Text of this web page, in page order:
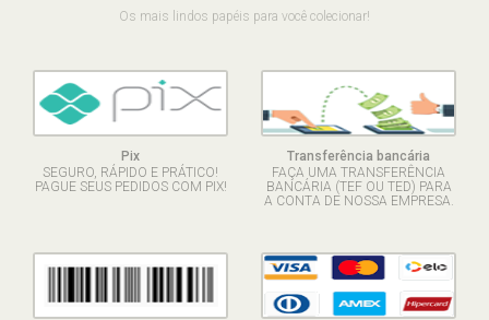
Os mais lindos papéis para você colecionar!
Pix
SEGURO, RÁPIDO E PRÁTICO!
PAGUE SEUS PEDIDOS COM PIX!
Transferência bancária
FAÇA UMA TRANSFERÊNCIA
BANCÁRIA (TEF OU TED) PARA
A CONTA DE NOSSA EMPRESA.